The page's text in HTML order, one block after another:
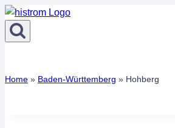
Zum
Inhalt
springen
Home » Baden-Württemberg » Hohberg